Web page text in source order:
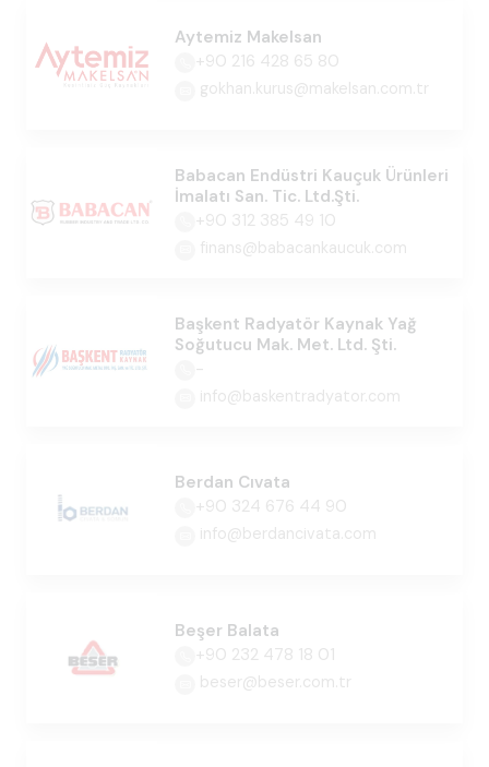
Aytemiz Makelsan
+90 216 428 65 80
gokhan.kurus@makelsan.com.tr
Babacan Endüstri Kauçuk Ürünleri
İmalatı San. Tic. Ltd.Şti.
+90 312 385 49 10
finans@babacankaucuk.com
Başkent Radyatör Kaynak Yağ
Soğutucu Mak. Met. Ltd. Şti.
-
info@baskentradyator.com
Berdan Cıvata
+90 324 676 44 90
info@berdancivata.com
Beşer Balata
+90 232 478 18 01
beser@beser.com.tr